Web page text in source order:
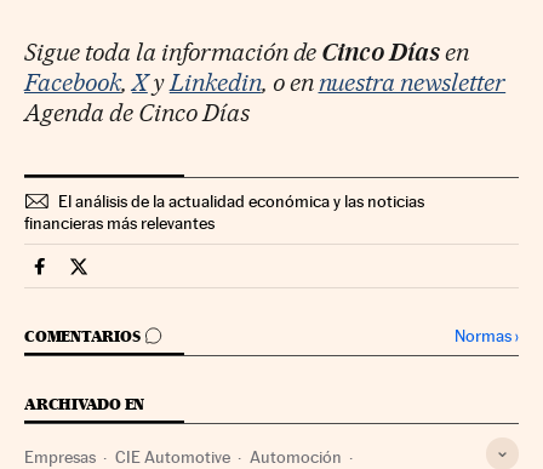
Sigue toda la información de Cinco Díasen
Facebook,XyLinkedin, o ennuestra newsletter
Agenda de Cinco Días
El análisis de la actualidad económica y las noticias
financieras más relevantes
Companias Cinco Días en Facebook
Companias Cinco Días en Twitter
COMENTARIOS
IR A LOS COMENTARIOS Normas›
ARCHIVADO EN
Empresas CIE Automotive Automoción